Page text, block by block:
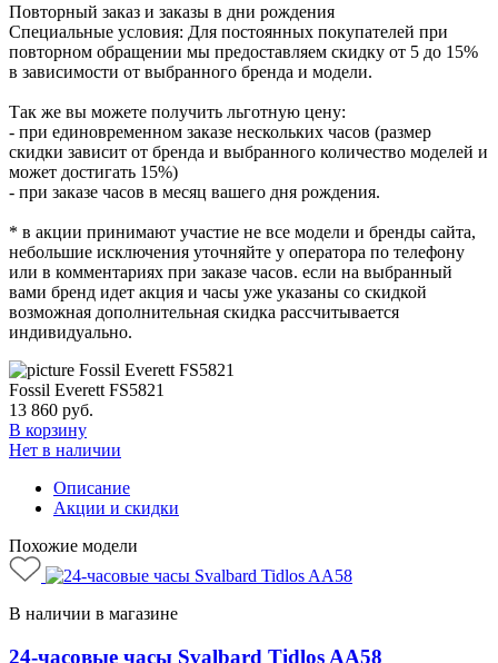
Повторный заказ и заказы в дни рождения
Специальные условия: Для постоянных покупателей при
повторном обращении мы предоставляем скидку от 5 до 15%
в зависимости от выбранного бренда и модели.
Так же вы можете получить льготную цену:
- при единовременном заказе нескольких часов (размер
скидки зависит от бренда и выбранного количество моделей и
может достигать 15%)
- при заказе часов в месяц вашего дня рождения.
* в акции принимают участие не все модели и бренды сайта,
небольшие исключения уточняйте у оператора по телефону
или в комментариях при заказе часов. если на выбранный
вами бренд идет акция и часы уже указаны со скидкой
возможная дополнительная скидка рассчитывается
индивидуально.
Fossil Everett FS5821
13 860 руб.
В корзину
Нет в наличии
Описание
Акции и скидки
Похожие модели
В наличии в магазине
24-часовые часы Svalbard Tidlos AA58